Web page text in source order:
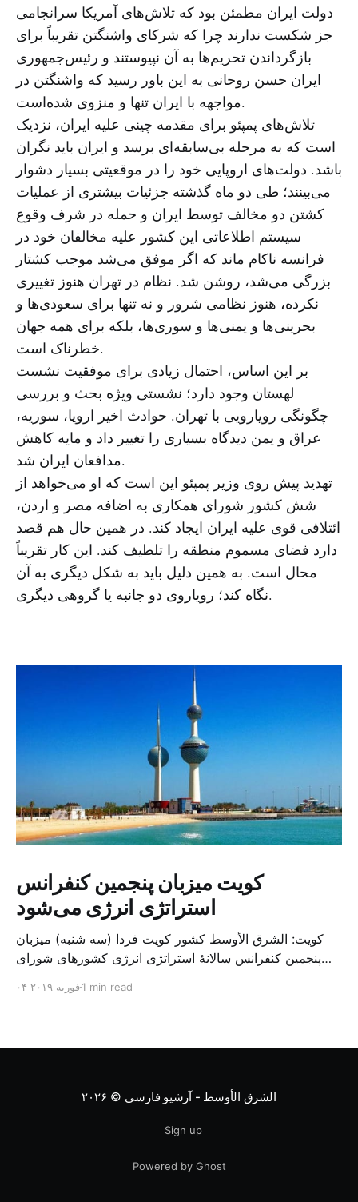
دولت ایران مطمئن بود که تلاش‌های آمریکا سرانجامی
جز شکست ندارند چرا که شرکای واشنگتن تقریباً برای
بازگرداندن تحریم‌ها به آن نپیوستند و رئیس‌جمهوری
ایران حسن روحانی به این باور رسید که واشنگتن در
مواجهه با ایران تنها و منزوی شده‌است.
تلاش‌های پمپئو برای مقدمه چینی علیه ایران، نزدیک
است که به مرحله بی‌سابقه‌ای برسد و ایران باید نگران
باشد. دولت‌های اروپایی خود را در موقعیتی بسیار دشوار
می‌بینند؛ طی دو ماه گذشته جزئیات بیشتری از عملیات
کشتن دو مخالف توسط ایران و حمله در شرف وقوع
سیستم اطلاعاتی این کشور علیه مخالفان خود در
فرانسه ناکام ماند که اگر موفق می‌شد موجب کشتار
بزرگی می‌شد، روشن شد. نظام در تهران هنوز تغییری
نکرده، هنوز نظامی شرور و نه تنها برای سعودی‌ها و
بحرینی‌ها و یمنی‌ها و سوری‌ها، بلکه برای همه جهان
خطرناک است.
بر این اساس، احتمال زیادی برای موفقیت نشست
لهستان وجود دارد؛ نشستی ویژه بحث و بررسی
چگونگی رویارویی با تهران. حوادث اخیر اروپا، سوریه،
عراق و یمن دیدگاه بسیاری را تغییر داد و مایه کاهش
مدافعان ایران شد.
تهدید پیش روی وزیر پمپئو این است که او می‌خواهد از
شش کشور شورای همکاری به اضافه مصر و اردن،
ائتلافی قوی علیه ایران ایجاد کند. در همین حال هم قصد
دارد فضای مسموم منطقه را تلطیف کند. این کار تقریباً
محال است. به همین دلیل باید به شکل دیگری به آن
نگاه کند؛ رویاروی دو جانبه یا گروهی دیگری.
کویت میزبان پنجمین کنفرانس
استراتژی انرژی می‌شود
کویت: الشرق الأوسط کشور کویت فردا (سه شنبه) میزبان
پنجمین کنفرانس سالانهٔ استراتژی انرژی کشورهای شورای
متخصص از شرکت‌های جهانی نفت و گاز در این کنفرانس
۰۴ فوریه ۲۰۱۹1 min read
الشرق الأوسط - آرشیو فارسی © ۲۰۲۶
Sign up
Powered by Ghost